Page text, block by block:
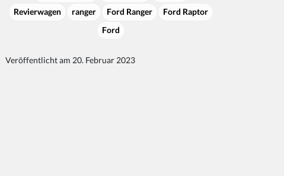
Revierwagen
ranger Ford Ranger
Ford Raptor
Ford
Veröffentlicht am 20. Februar 2023